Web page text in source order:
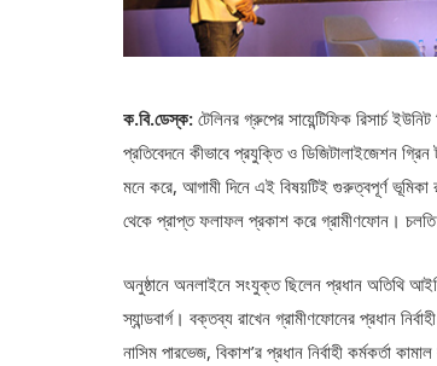
ক.বি.ডেস্ক: টেলিনর গ্রুপের সায়েন্টিফিক রিসার্চ
প্রতিবেদনে কীভাবে প্রযুক্তি ও ডিজিটালাইজেশন
মনে করে, আগামী দিনে এই বিষয়টিই গুরুত্বপূর্ণ
থেকে প্রাপ্ত ফলাফল প্রকাশ করে গ্রামীণফোন। চলতি
অনুষ্ঠানে অনলাইনে সংযুক্ত ছিলেন প্রধান অতিথি
স্যান্ডবার্গ। বক্তব্য রাখেন গ্রামীণফোনের প্রধান
নাসিম পারভেজ, বিকাশ’র প্রধান নির্বাহী কর্মকর্তা